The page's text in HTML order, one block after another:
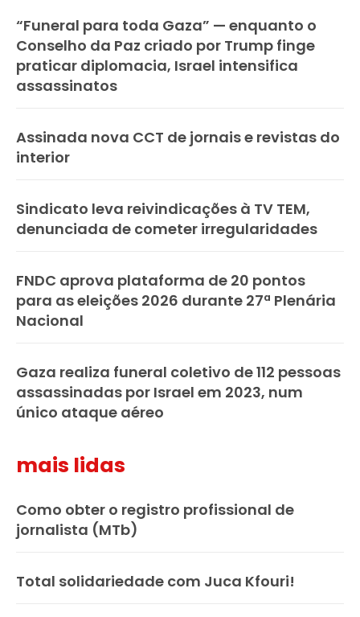
“Funeral para toda Gaza” — enquanto o
Conselho da Paz criado por Trump finge
praticar diplomacia, Israel intensifica
assassinatos
Assinada nova CCT de jornais e revistas do
interior
Sindicato leva reivindicações à TV TEM,
denunciada de cometer irregularidades
FNDC aprova plataforma de 20 pontos
para as eleições 2026 durante 27ª Plenária
Nacional
Gaza realiza funeral coletivo de 112 pessoas
assassinadas por Israel em 2023, num
único ataque aéreo
mais lidas
Como obter o registro profissional de
jornalista (MTb)
Total solidariedade com Juca Kfouri!